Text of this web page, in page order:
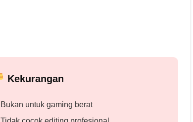
Kekurangan
Bukan untuk gaming berat